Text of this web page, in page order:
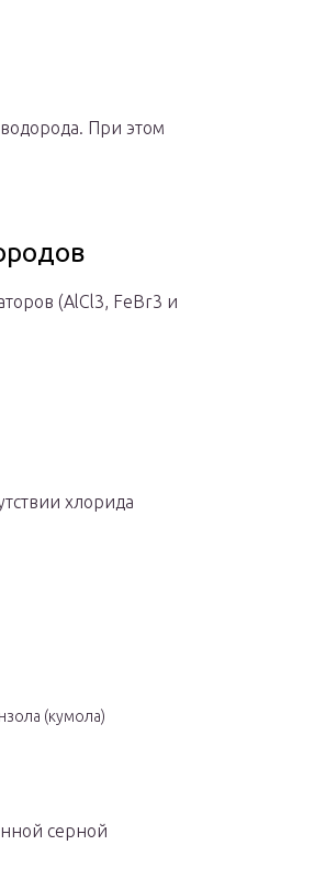
При этом
(AlCl3, FeBr3 и
хлорида
(кумола)
серной